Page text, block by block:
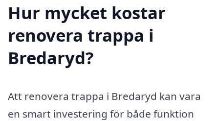
Hur mycket kostar
renovera trappa i
Bredaryd?
Att renovera trappa i Bredaryd kan vara
en smart investering för både funktion